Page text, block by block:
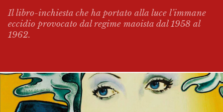
Il libro-inchiesta che ha portato alla luce l’immane
eccidio provocato dal regime maoista dal 1958 al
1962.